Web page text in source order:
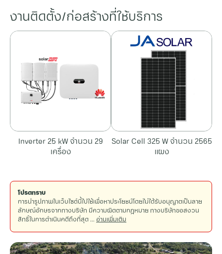
งานติดตั้ง/ก่อสร้างที่ใช้บริการ
Inverter 25 kW จำนวน 29
เครื่อง
Solar Cell 325 W จำนวน 2565
แผง
โปรดทราบ
การนำรูปภาพในเว็บไซต์นี้ไปใช้เพื่อหาประโยชน์โดยไม่ได้รับอนุญาตเป็นลาย
ลักษณ์อักษรจากทางบริษัท มีความผิดตามกฎหมาย ทางบริษัทขอสงวน
สิทธิ์ในการดำเนินคดีถึงที่สุด ... อ่านเพิ่มเติม